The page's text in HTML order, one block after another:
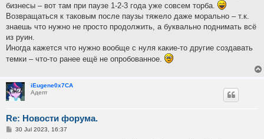
бизнесы – вот там при паузе 1-2-3 года уже совсем торба.
Возвращаться к таковым после паузы тяжело даже морально – т.к.
знаешь что нужно не просто продолжить, а буквально поднимать всё
из руин.
Иногда кажется что нужно вообще с нуля какие-то другие создавать
темки – что-то ранее ещё не опробованное.
iEugene0x7CA
Адепт
Re: Новости форума.
P30 Jul 2023, 16:37